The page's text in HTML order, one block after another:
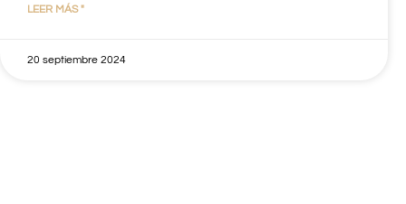
LEER MÁS "
20 septiembre 2024